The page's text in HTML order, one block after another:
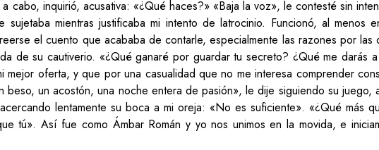
cabo, inquirió, acusativa: «¿Qué haces?» «Baja la voz», le contesté sin
mientras justificaba mi intento de latrocinio. Funcionó, al menos
el cuento que acababa de contarle, especialmente las razones por las
de su cautiverio. «¿Qué ganaré por guardar tu secreto? ¿Qué me darás
oferta, y que por una casualidad que no me interesa comprender
beso, un acostón, una noche entera de pasión», le dije siguiendo su juego,
lentamente su boca a mi oreja: «No es suficiente». «¿Qué más
tú». Así fue como Ámbar Román y yo nos unimos en la movida, e